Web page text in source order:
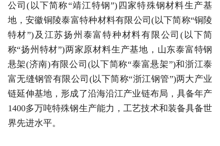
公司(以下简称“靖江特钢”)四家特殊钢材料生产基
地，安徽铜陵泰富特种材料有限公司(以下简称“铜陵
特材”)及江苏扬州泰富特种材料有限公司(以下简
称“扬州特材”)两家原材料生产基地，山东泰富特钢
悬架(济南)有限公司(以下简称“泰富悬架”)和浙江泰
富无缝钢管有限公司(以下简称“浙江钢管”)两大产业
链延伸基地，形成了沿海沿江产业链布局，具备年产
1400多万吨特殊钢生产能力，工艺技术和装备具备世
界先进水平。